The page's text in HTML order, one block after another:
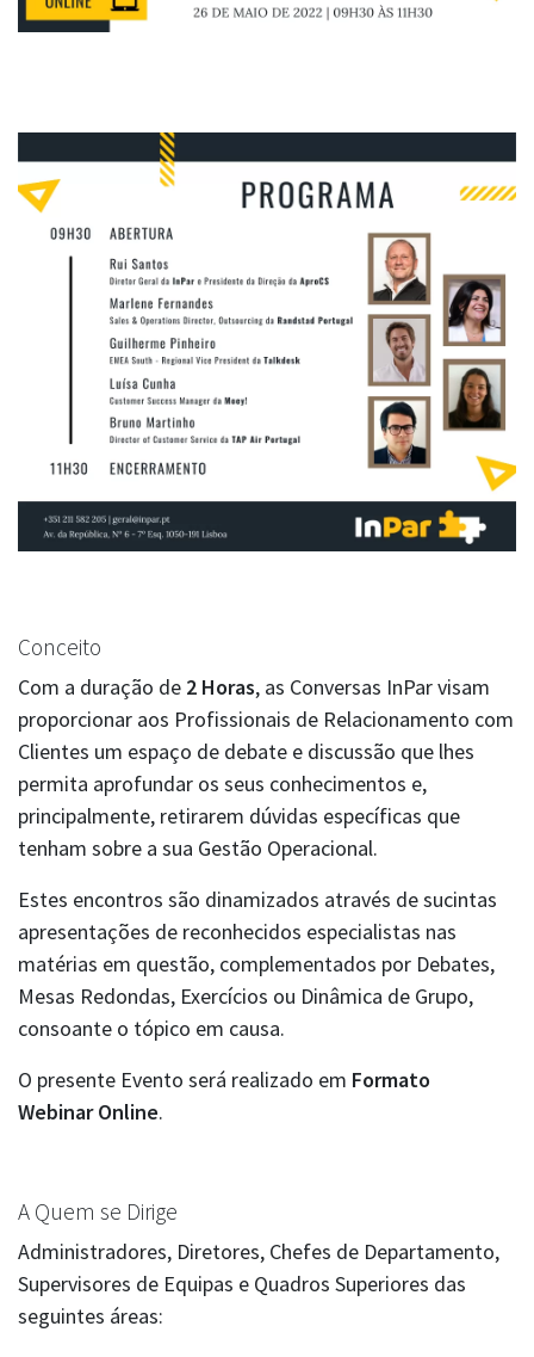
Conceito
Com a duração de 2 Horas, as Conversas InPar visam
proporcionar aos Profissionais de Relacionamento com
Clientes um espaço de debate e discussão que lhes
permita aprofundar os seus conhecimentos e,
principalmente, retirarem dúvidas específicas que
tenham sobre a sua Gestão Operacional.
Estes encontros são dinamizados através de sucintas
apresentações de reconhecidos especialistas nas
matérias em questão, complementados por Debates,
Mesas Redondas, Exercícios ou Dinâmica de Grupo,
consoante o tópico em causa.
O presente Evento será realizado em Formato
Webinar Online.
A Quem se Dirige
Administradores, Diretores, Chefes de Departamento,
Supervisores de Equipas e Quadros Superiores das
seguintes áreas: